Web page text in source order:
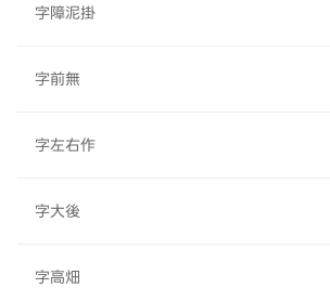
字障泥掛
字前無
字左右作
字大後
字高畑